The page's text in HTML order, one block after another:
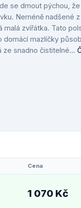
se dmout pýchou,
Neméně nadšené
malá zvířátka. Tato
domácí mazlíčky
ze snadno čistitelné...
Cena
1 070 Kč